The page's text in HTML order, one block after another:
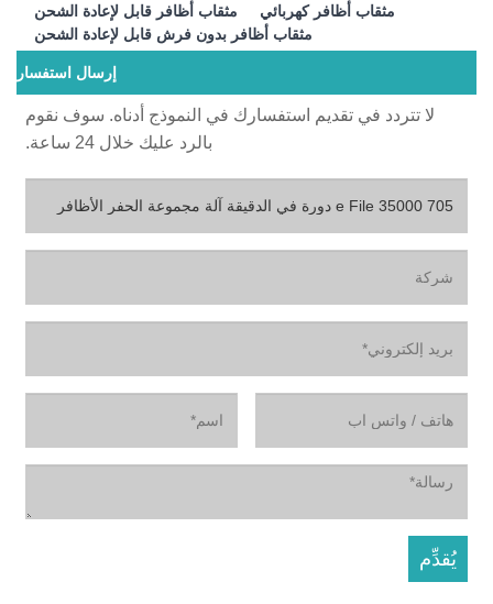
مثقاب أظافر قابل لإعادة الشحن
مثقاب أظافر كهربائي
مثقاب أظافر بدون فرش قابل لإعادة الشحن
إرسال استفسار
لا تتردد في تقديم استفسارك في النموذج أدناه. سوف نقوم
بالرد عليك خلال 24 ساعة.